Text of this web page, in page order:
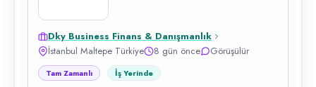
Dky Business Finans & Danışmanlık
İstanbul Maltepe Türkiye
8 gün önce Görüşülür
Tam Zamanlı İş Yerinde